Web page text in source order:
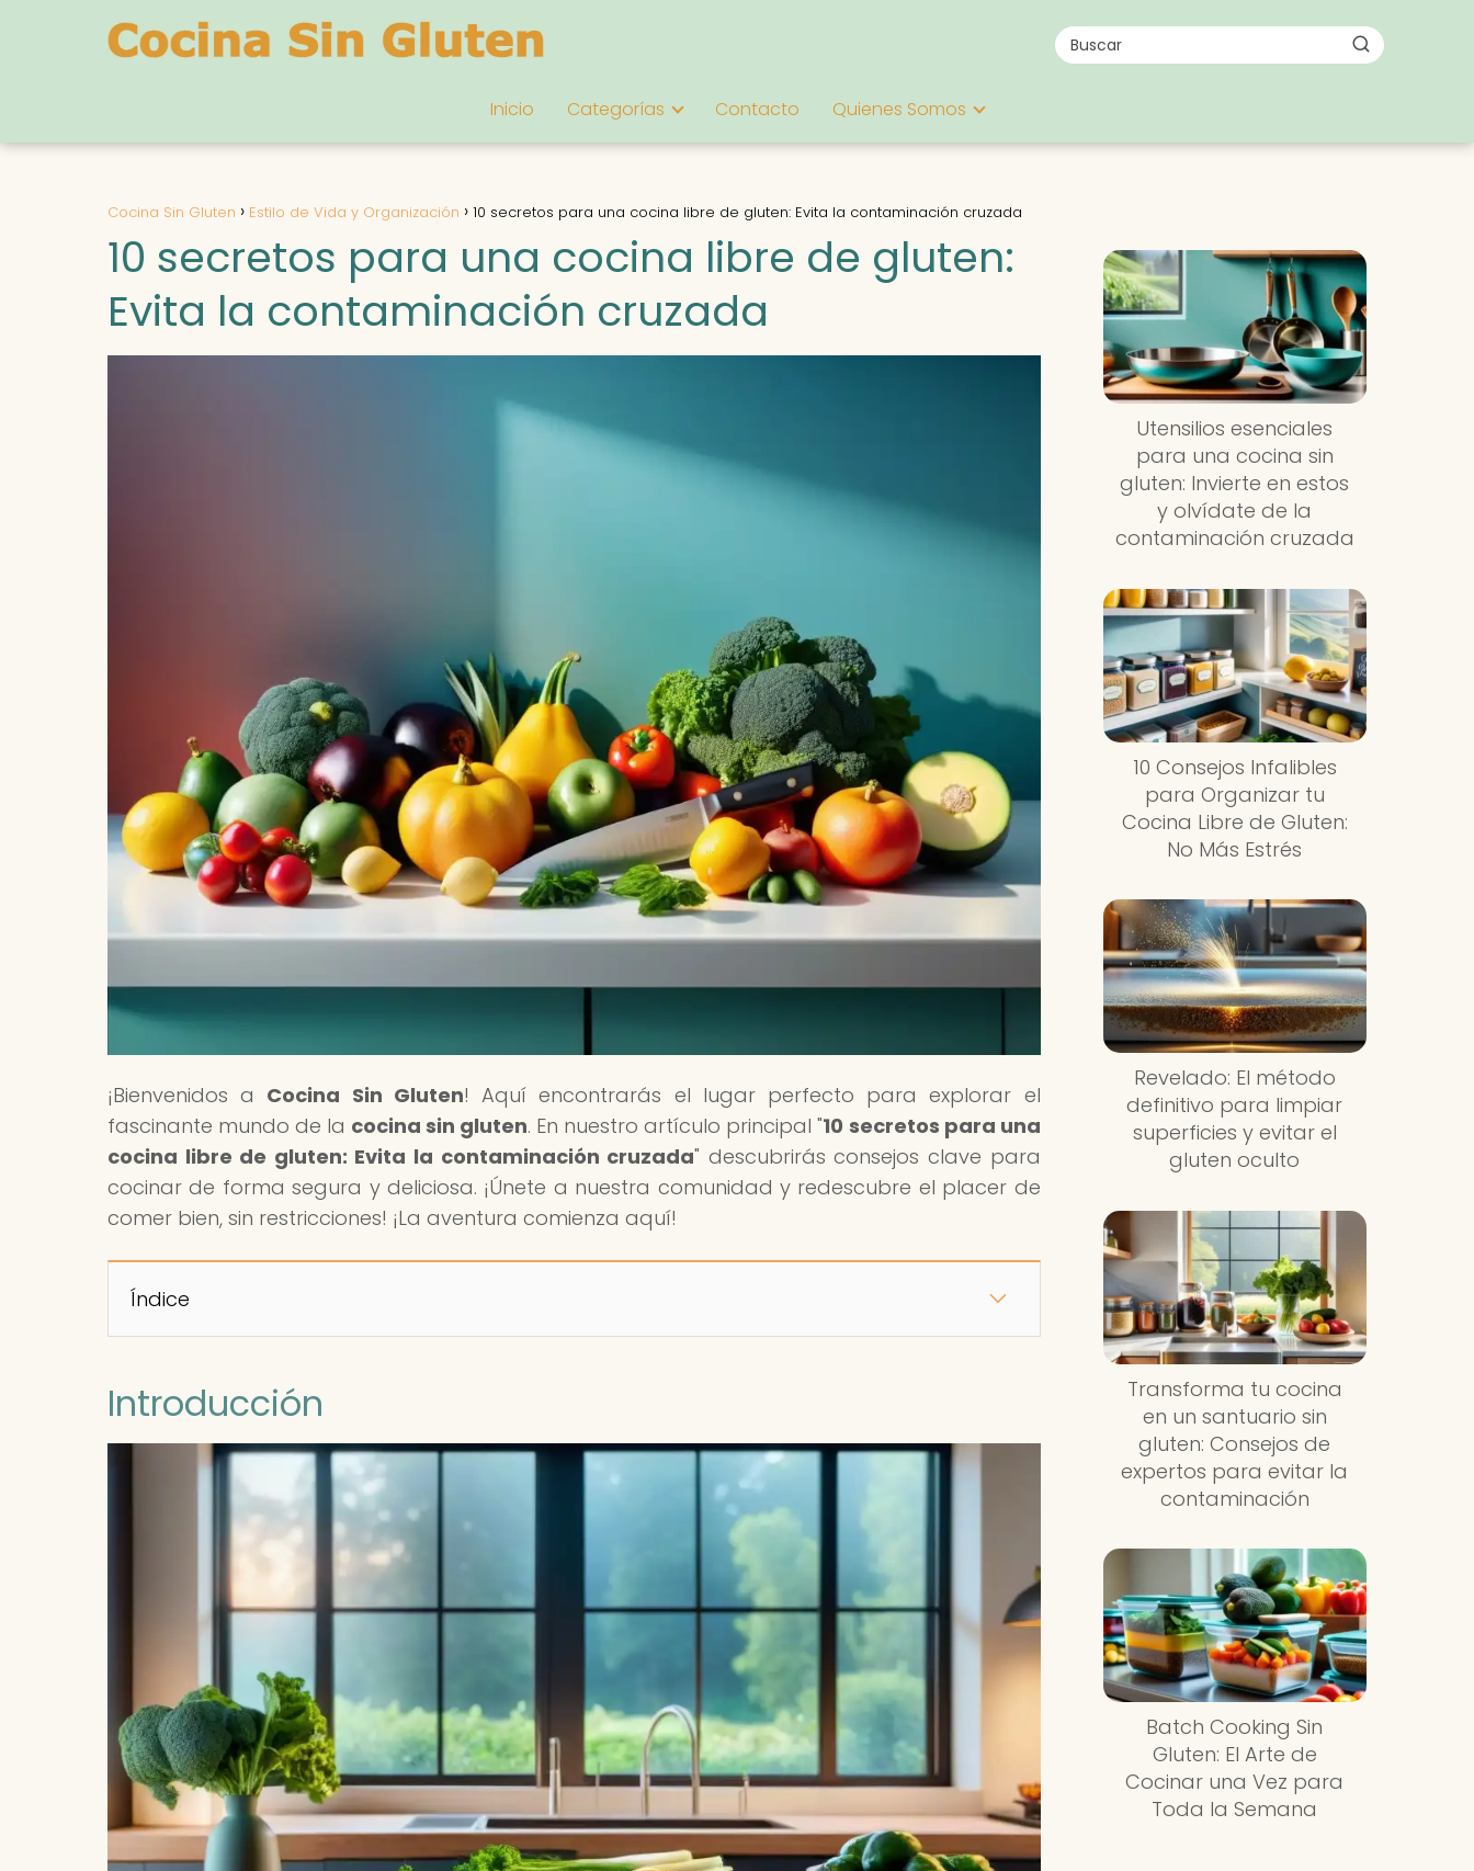
Inicio Categorías Contacto Quienes Somos
Cocina Sin Gluten Estilo de Vida y Organización 10 secretos para una cocina libre de gluten: Evita la contaminación cruzada
10 secretos para una cocina libre de gluten:
Evita la contaminación cruzada
¡Bienvenidos a Cocina Sin Gluten! Aquí encontrarás el lugar perfecto para explorar el
fascinante mundo de la cocina sin gluten. En nuestro artículo principal "10 secretos para una
cocina libre de gluten: Evita la contaminación cruzada" descubrirás consejos clave para
cocinar de forma segura y deliciosa. ¡Únete a nuestra comunidad y redescubre el placer de
comer bien, sin restricciones! ¡La aventura comienza aquí!
Índice
Introducción
Utensilios esenciales
para una cocina sin
gluten: Invierte en estos
y olvídate de la
contaminación cruzada
10 Consejos Infalibles
para Organizar tu
Cocina Libre de Gluten:
No Más Estrés
Revelado: El método
definitivo para limpiar
superficies y evitar el
gluten oculto
Transforma tu cocina
en un santuario sin
gluten: Consejos de
expertos para evitar la
contaminación
Batch Cooking Sin
Gluten: El Arte de
Cocinar una Vez para
Toda la Semana